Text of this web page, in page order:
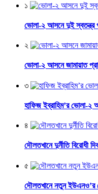
১
ভোলা-২ আসনে দুই স্বতন্ত্র
২
ভোলা-২ আসনে জামায়াত
৩
হাফিজ ইব্রাহিম’র ভোলা-
৪
দৌলতখানে দুর্নীতি বিরোধী
৫
দৌলতখানে নতুন ইউএনও’র